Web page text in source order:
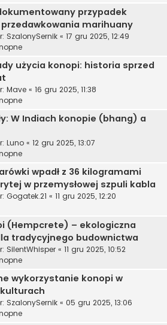
przypadek
marihuany
SzalonySernik « 17 gru 2025, 12:49
użycia konopi: historia sprzed
Mave « 16 gru 2025, 11:38
W Indiach konopie (bhang) a
Luno « 12 gru 2025, 13:07
wpadł z 36 kilogramami
w przemysłowej szpuli kabla
Gogatek.21 « 11 gru 2025, 12:20
(Hempcrete) – ekologiczna
tradycyjnego budownictwa
SilentWhisper « 11 gru 2025, 10:52
wykorzystanie konopi w
SzalonySernik « 05 gru 2025, 13:06